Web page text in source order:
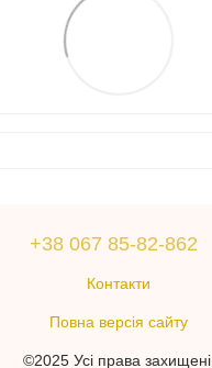
+38 067 85-82-862
Контакти
Повна версія сайту
©2025 Усі права захищені.